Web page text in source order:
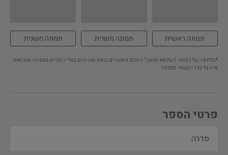
תמונה ראשית תמונה משנית תמונה משנית
*בלחיצה על כפתור 'העלאת תמונה' הינכם מאשרים בזאת שהינכם בעלי הזכויות בתמונה ושהאתר
אינו צד בכל הקשור בתמונה
פרטי הספר